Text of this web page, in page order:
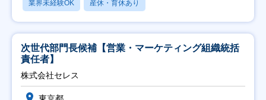
業界未経験OK 産休・育休あり
次世代部門長候補【営業・マーケティング組織統括
責任者】
株式会社セレス